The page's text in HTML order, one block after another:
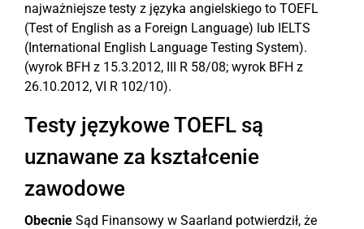
najważniejsze testy z języka angielskiego to TOEFL
(Test of English as a Foreign Language) lub IELTS
(International English Language Testing System).
(wyrok BFH z 15.3.2012, III R 58/08; wyrok BFH z
26.10.2012, VI R 102/10).
Testy językowe TOEFL są
uznawane za kształcenie
zawodowe
Obecnie Sąd Finansowy w Saarland potwierdził, że